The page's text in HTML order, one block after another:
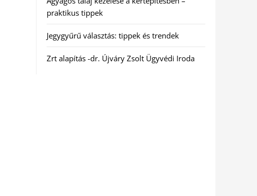
praktikus tippek
Jegygyűrű választás: tippek és trendek
Zrt alapítás -dr. Újváry Zsolt Ügyvédi Iroda